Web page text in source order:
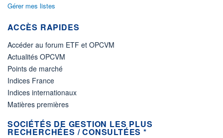
Gérer mes listes
ACCÈS RAPIDES
Accéder au forum ETF et OPCVM
Actualités OPCVM
Points de marché
Indices France
Indices internationaux
Matières premières
SOCIÉTÉS DE GESTION LES PLUS
RECHERCHÉES / CONSULTÉES *